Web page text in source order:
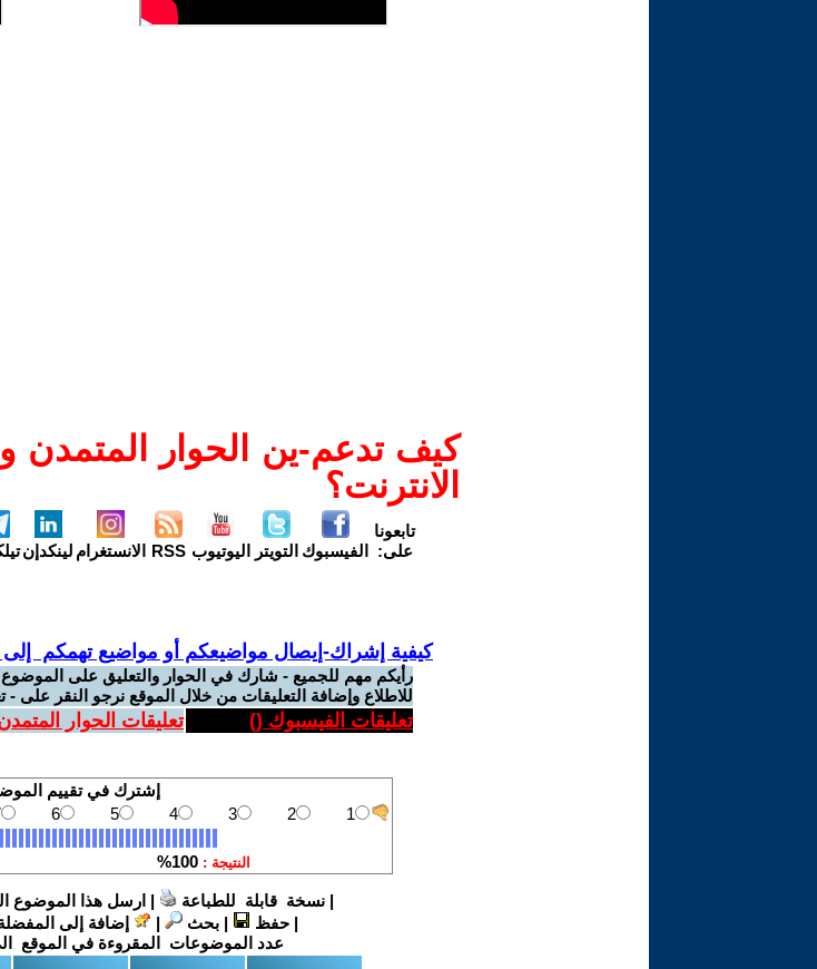
كيف تدعم-ين الحوار المتمدن
الانترنت؟
تابعونا
على:
الفيسبوك التويتر اليوتيوب RSS الانستغرام لينكدإن
كيفية إشراك-إيصال مواضيعكم أو مواضيع تهمكم إلى
رأيكم مهم للجميع - شارك في الحوار والتعليق على الموضوع
للاطلاع وإضافة التعليقات من خلال الموقع نرجو النقر على -
تعليقات الفيسبوك () تعليقات الحوار
|نسخة قابلة للطباعة | ارسل هذا الموضوع
|حفظ |بحث | إضافة إلى
عدد الموضوعات المقروءة في الموقع